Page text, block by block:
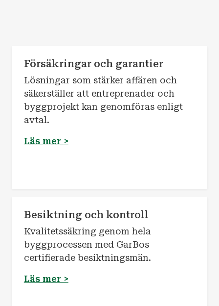
Försäkringar och garantier
Lösningar som stärker affären och
säkerställer att entreprenader och
byggprojekt kan genomföras enligt
avtal.
Läs mer >
Besiktning och kontroll
Kvalitetssäkring genom hela
byggprocessen med GarBos
certifierade besiktningsmän.
Läs mer >